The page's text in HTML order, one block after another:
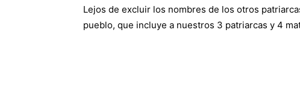
Lejos de excluir los nombres de los otros
pueblo, que incluye a nuestros 3 patriarcas y 4